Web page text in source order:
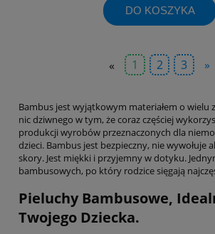
DO KOSZYKA
« 1 2 3 »
Bambus jest wyjątkowym materiałem o wielu
nic dziwnego w tym, że coraz częściej
produkcji wyrobów przeznaczonych dla
dzieci. Bambus jest bezpieczny, nie wywołuje
skory. Jest miękki i przyjemny w dotyku.
bambusowych, po który rodzice sięgają
Pieluchy Bambusowe,
Twojego Dziecka.